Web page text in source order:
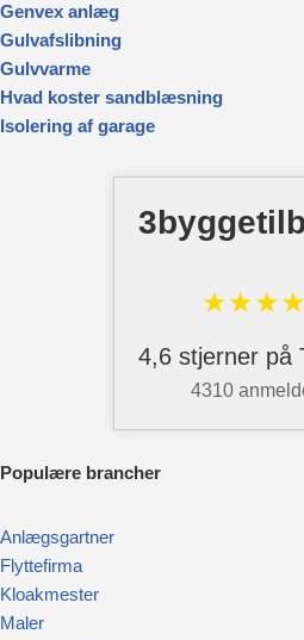
Genvex anlæg
Gulvafslibning
Gulvvarme
Hvad koster sandblæsning
Isolering af garage
4,6 stjerner på
4310
Populære brancher
Anlægsgartner
Flyttefirma
Kloakmester
Maler